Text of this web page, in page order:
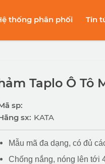
thống phân phối Tin
Taplo Ô Tô
sp:
sx: KATA
Mẫu mã đa dạng, có đủ
Chống nắng, nóng lên tới